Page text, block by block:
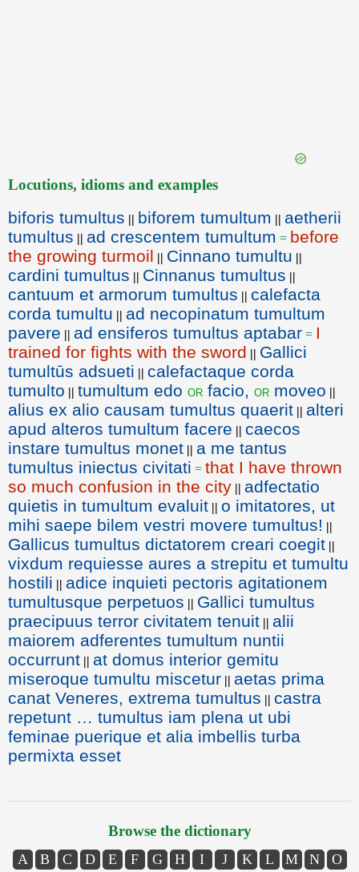
Locutions, idioms and examples
biforis tumultus || biforem tumultum || aetherii
tumultus || ad crescentem tumultum = before
the growing turmoil || Cinnano tumultu ||
cardini tumultus || Cinnanus tumultus ||
cantuum et armorum tumultus || calefacta
corda tumultu || ad necopinatum tumultum
pavere || ad ensiferos tumultus aptabar = I
trained for fights with the sword || Gallici
tumultūs adsueti || calefactaque corda
tumulto || tumultum edo or facio, or moveo ||
alius ex alio causam tumultus quaerit || alteri
apud alteros tumultum facere || caecos
instare tumultus monet || a me tantus
tumultus iniectus civitati = that I have thrown
so much confusion in the city || adfectatio
quietis in tumultum evaluit || o imitatores, ut
mihi saepe bilem vestri movere tumultus! ||
Gallicus tumultus dictatorem creari coegit ||
vixdum requiesse aures a strepitu et tumultu
hostili || adice inquieti pectoris agitationem
tumultusque perpetuos || Gallici tumultus
praecipuus terror civitatem tenuit || alii
maiorem adferentes tumultum nuntii
occurrunt || at domus interior gemitu
miseroque tumultu miscetur || aetas prima
canat Veneres, extrema tumultus || castra
repetunt … tumultus iam plena ut ubi
feminae puerique et alia imbellis turba
permixta esset
Browse the dictionary
A B C D E F G H I J K L M N O